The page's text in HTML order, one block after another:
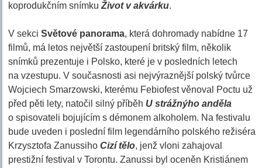
koprodukčním snímku Život v akvárku.
V sekciSvětové panorama, která dohromady nabídne 17
filmů, má letos největší zastoupení britský film, několik
snímků prezentuje i Polsko, které je v posledních letech
na vzestupu. V současnosti asi nejvýraznější polský tvůrce
Wojciech Smarzowski, kterému Febiofest věnoval Poctu už
před pěti lety, natočil silný příběh U strážnýho anděla
o spisovateli bojujícím s démonem alkoholem. Na festivalu
bude uveden i poslední film legendárního polského režiséra
Krzysztofa ZanussihoCizí tělo, jenž vloni zahajoval
prestižní festival v Torontu. Zanussi byl oceněn Kristiánem